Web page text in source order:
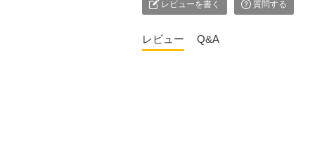
レビューを書く 質問する
レビュー Q&A